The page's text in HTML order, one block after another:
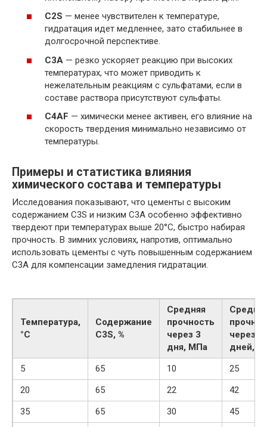
C2S — менее чувствителен к температуре,
гидратация идет медленнее, зато стабильнее в
долгосрочной перспективе.
C3A — резко ускоряет реакцию при высоких
температурах, что может приводить к
нежелательным реакциям с сульфатами, если в
составе раствора присутствуют сульфаты.
C4AF — химически менее активен, его влияние на
скорость твердения минимально независимо от
температуры.
Примеры и статистика влияния
химического состава и температуры
Исследования показывают, что цементы с высоким
содержанием C3S и низким C3A особенно эффективно
твердеют при температурах выше 20°C, быстро набирая
прочность. В зимних условиях, напротив, оптимально
использовать цементы с чуть повышенным содержанием
C3A для компенсации замедления гидратации.
Температура,
°C
Содержание
C3S, %
Средняя
прочность
через 3
дня, МПа
через
дней,
5
65 10
25
20
65 22
42
35
65 30
45